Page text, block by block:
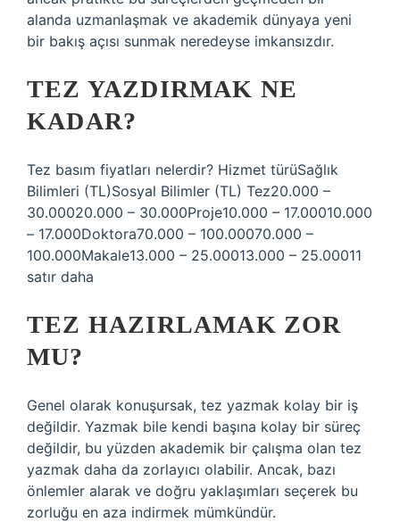
alanda uzmanlaşmak ve akademik dünyaya yeni
bir bakış açısı sunmak neredeyse imkansızdır.
TEZ YAZDIRMAK NE
KADAR?
Tez basım fiyatları nelerdir? Hizmet türüSağlık
Bilimleri (TL)Sosyal Bilimler (TL) Tez20.000 –
30.00020.000 – 30.000Proje10.000 – 17.00010.000
– 17.000Doktora70.000 – 100.00070.000 –
100.000Makale13.000 – 25.00013.000 – 25.00011
satır daha
TEZ HAZIRLAMAK ZOR
MU?
Genel olarak konuşursak, tez yazmak kolay bir iş
değildir. Yazmak bile kendi başına kolay bir süreç
değildir, bu yüzden akademik bir çalışma olan tez
yazmak daha da zorlayıcı olabilir. Ancak, bazı
önlemler alarak ve doğru yaklaşımları seçerek bu
zorluğu en aza indirmek mümkündür.